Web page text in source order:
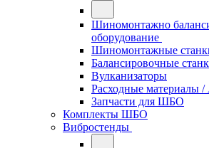
Шиномонтажно
оборудование
Шиномонтажные
Балансировочные
Вулканизаторы
Расходные материалы /
Запчасти для ШБО
Комплекты ШБО
Вибростенды